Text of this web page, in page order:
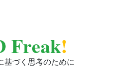
Freak!
基づく思考のために